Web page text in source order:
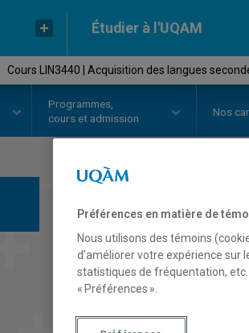
Étudier à l'UQAM
Cours LIN3440 | Acquisition des langues
Programmes,
cours et admission
Nos
COURS//
Description
Préférences en matière de
Nous utilisons des témoins
d’améliorer votre expérience sur
statistiques de fréquentation,
« Préférences ».